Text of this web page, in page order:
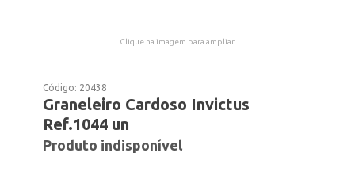
Clique na imagem para ampliar.
Código: 20438
Graneleiro Cardoso Invictus
Ref.1044 un
Produto indisponível